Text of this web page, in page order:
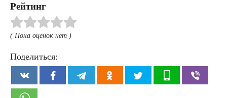
Рейтинг
( Пока оценок нет )
Поделиться: